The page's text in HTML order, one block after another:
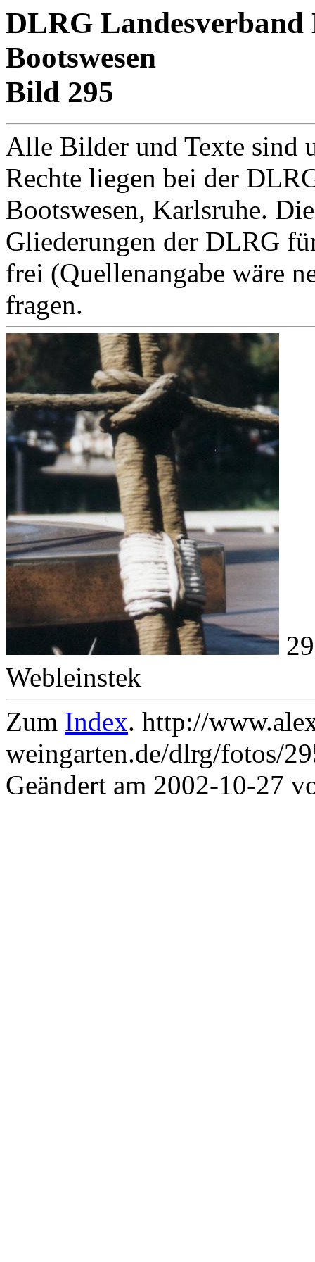
DLRG Landesverband
Bootswesen
Bild 295
Alle Bilder und Texte sind
Rechte liegen bei der
Bootswesen, Karlsruhe.
Gliederungen der DLRG
frei (Quellenangabe wäre
fragen.
Webleinstek
Zum Index. http://
weingarten.de/dlrg/fotos/
Geändert am 2002-10-27